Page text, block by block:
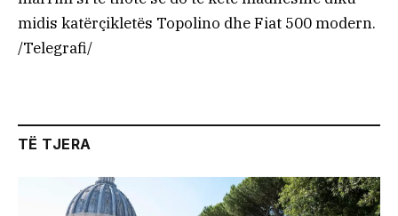
midis katërçikletës Topolino dhe Fiat 500 modern.
/Telegrafi/
TË TJERA